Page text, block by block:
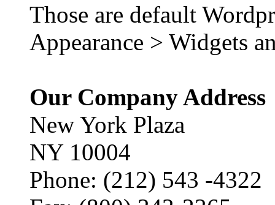
Those are default
Appearance > Widgets
Our Company Address
New York Plaza
NY 10004
Phone: (212) 543 -4322